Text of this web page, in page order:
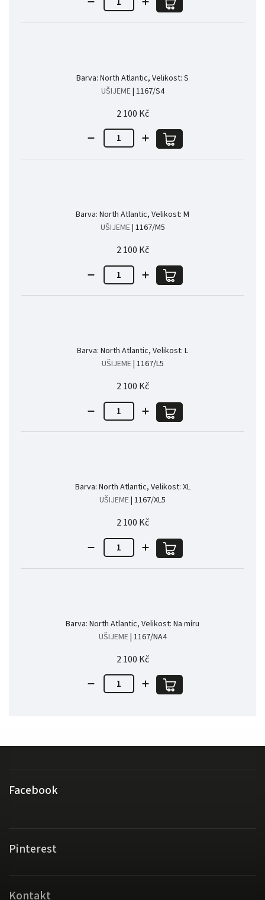
Barva: North Atlantic, Velikost: S
UŠIJEME| 1167/S4
2 100 Kč
Barva: North Atlantic, Velikost: M
UŠIJEME| 1167/M5
2 100 Kč
Barva: North Atlantic, Velikost: L
UŠIJEME| 1167/L5
2 100 Kč
Barva: North Atlantic, Velikost: XL
UŠIJEME| 1167/XL5
2 100 Kč
Barva: North Atlantic, Velikost: Na míru
UŠIJEME| 1167/NA4
2 100 Kč
Facebook
Pinterest
Kontakt